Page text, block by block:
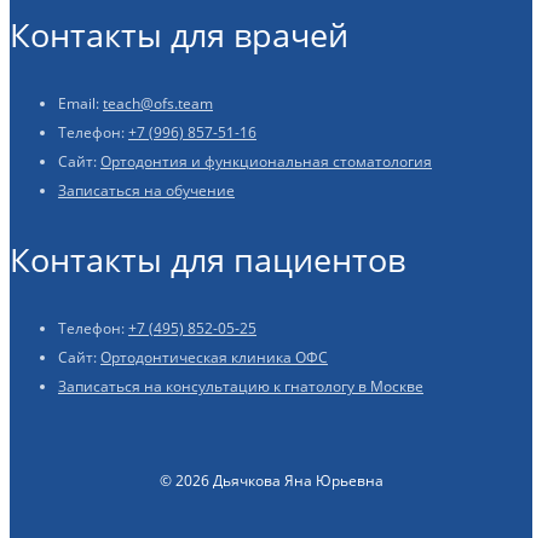
Контакты для врачей
Email:teach@ofs.team
Телефон:+7 (996) 857-51-16
Сайт:Ортодонтия и функциональная стоматология
Записаться на обучение
Контакты для пациентов
Телефон:+7 (495) 852-05-25
Сайт:Ортодонтическая клиника ОФС
Записаться на консультацию к гнатологу в Москве
© 2026 Дьячкова Яна Юрьевна